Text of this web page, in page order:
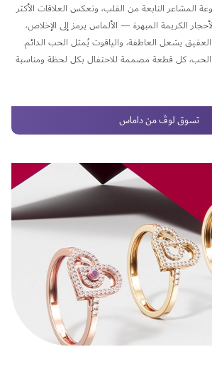
المشاعر النابعة من القلب، وتعكس العلاقات الأكثر
الكريمة المبهرة — الألماس يرمز إلى الإخلاص،
يشعل العاطفة، والياقوت يُمثل الحب الدائم.
كل قطعة مصممة للاحتفال بكل لحظة ومناسبة
تسوق لوڤ من داماس